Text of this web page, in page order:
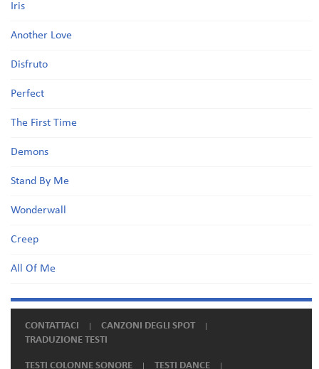
Iris
Another Love
Disfruto
Perfect
The First Time
Demons
Stand By Me
Wonderwall
Creep
All Of Me
CONTATTACI
CANZONI DEGLI SPOT
TRADUZIONE TESTI
TESTI COLONNE SONORE TESTI DANCE